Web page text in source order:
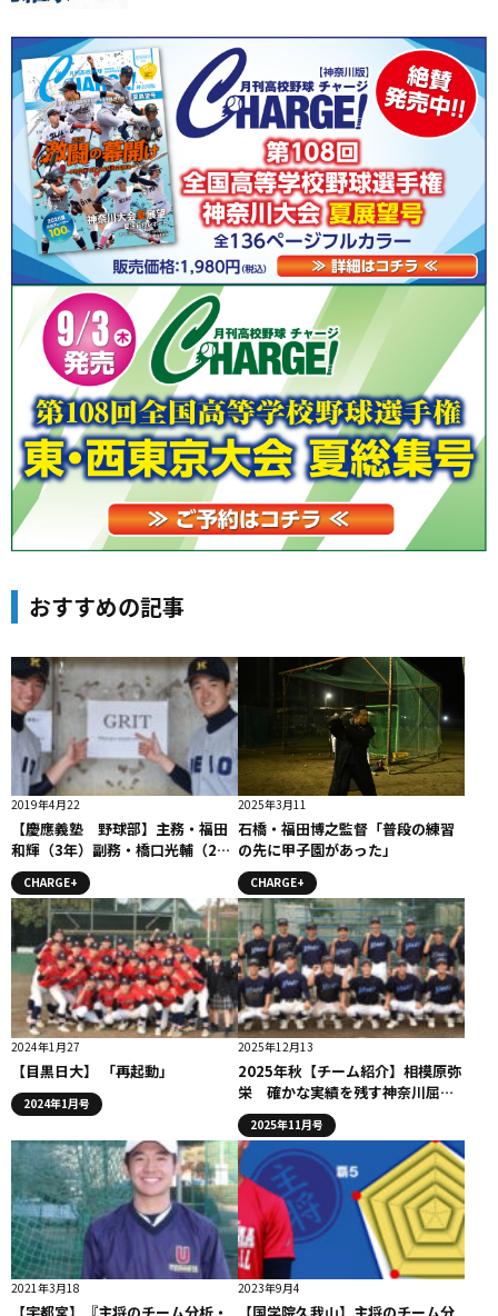
おすすめの記事
2019年4月22
【慶應義塾 野球部】主務・福田
和輝（3年）副務・橋口光輔（2
年）
CHARGE+
2025年3月11
石橋・福田博之監督「普段の練習
の先に甲子園があった」
CHARGE+
2024年1月27
【目黒日大】 「再起動」
2024年1月号
2025年12月13
2025年秋【チーム紹介】相模原弥
栄 確かな実績を残す神奈川屈指
の県立実力校。大きなポテンシャ
ルを秘めたチーム
2025年11月号
2021年3月18 2023年9月4